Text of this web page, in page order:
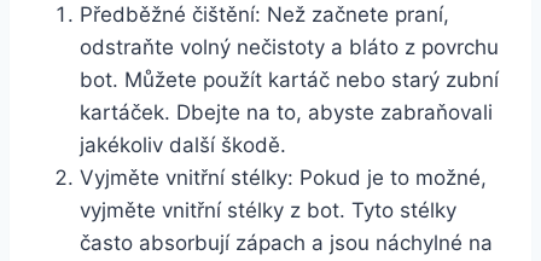
Předběžné čištění:⁢ Než začnete praní,
odstraňte⁢ volný nečistoty a bláto z povrchu
bot. Můžete⁣ použít kartáč nebo starý zubní
kartáček. Dbejte na⁢ to, abyste zabraňovali
jakékoliv‍ další ⁣škodě.
Vyjměte vnitřní stélky: Pokud je to možné,
vyjměte ​vnitřní stélky z bot. Tyto stélky
často absorbují zápach a jsou náchylné na